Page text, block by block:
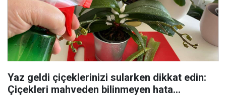
Yaz geldi çiçeklerinizi sularken dikkat edin:
Çiçekleri mahveden bilinmeyen hata...